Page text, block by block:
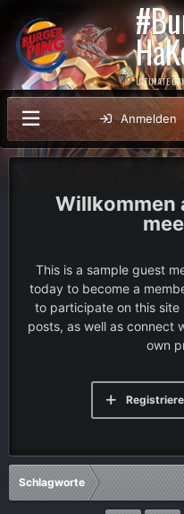
ULTIMATE
Anmelden
This is a sample guest
today to become a
to participate on this
posts, as well as connect
own
Schlagworte